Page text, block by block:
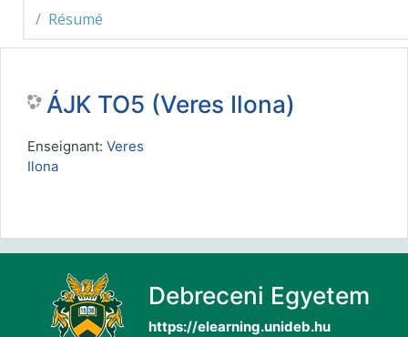
Résumé
ÁJK TO5 (Veres Ilona)
Enseignant: Veres
Ilona
Debreceni Egyetem
https://elearning.unideb.hu